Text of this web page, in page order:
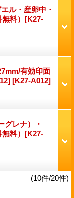
ル・産卵中・
無料）[K27-
有効印面
[K27-A012]
グレナ）・
無料）[K27-
(10件/20件)